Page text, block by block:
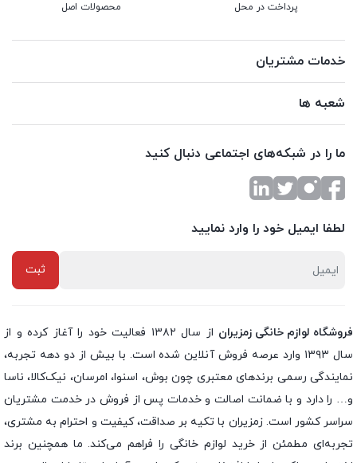
پرداخت در محل محصولات اصل
خدمات مشتریان
شعبه ها
ما را در شبکه‌های اجتماعی دنبال کنید
لطفا ایمیل خود را وارد نمایید
فروشگاه لوازم خانگی زمزیران
از سال ۱۳۸۲ فعالیت خود را آغاز کرده و از
سال ۱۳۹۳ وارد عرصه فروش آنلاین شده است. با بیش از دو دهه تجربه،
نمایندگی رسمی برندهای معتبری چون بوش، اسنوا، امرسان، نیک‌کالا، ناسا
و… را دارد و با ضمانت اصالت و خدمات پس از فروش در خدمت مشتریان
سراسر کشور است. زمزیران با تکیه بر صداقت، کیفیت و احترام به مشتری،
تجربه‌ای مطمئن از خرید لوازم خانگی را فراهم می‌کند. ما همچنین برند